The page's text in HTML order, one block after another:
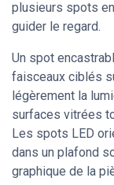
plusieurs spots
guider le regard.
Un spot
faisceaux ciblés
légèrement la
surfaces vitrées
Les spots LED
dans un plafond
graphique de la